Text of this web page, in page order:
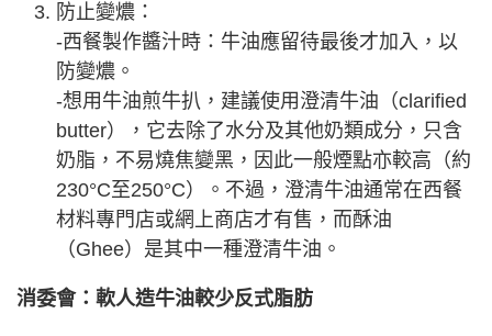
防止變燶：
-西餐製作醬汁時：牛油應留待最後才加入，以
防變燶。
-想用牛油煎牛扒，建議使用澄清牛油（clarified
butter），它去除了水分及其他奶類成分，只含
奶脂，不易燒焦變黑，因此一般煙點亦較高（約
230°C至250°C）。不過，澄清牛油通常在西餐
材料專門店或網上商店才有售，而酥油
（Ghee）是其中一種澄清牛油。
消委會：軟人造牛油較少反式脂肪